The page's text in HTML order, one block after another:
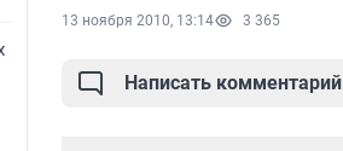
13 ноября 2010, 13:14 3 365
Написать комментарий